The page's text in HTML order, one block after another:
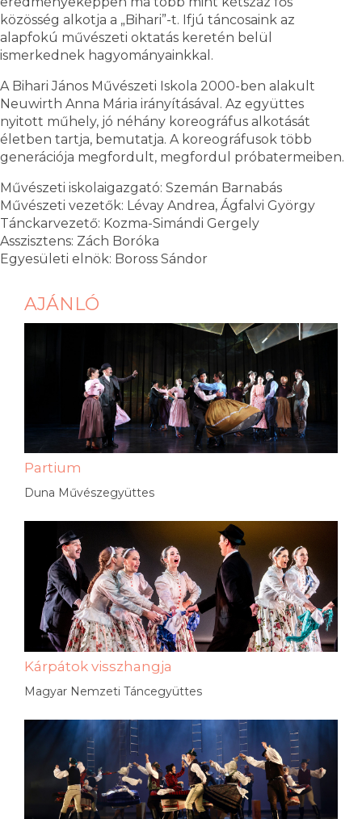
közösség alkotja a „Bihari”-t. Ifjú táncosaink az
alapfokú művészeti oktatás keretén belül
ismerkednek hagyományainkkal.
A Bihari János Művészeti Iskola 2000-ben alakult
Neuwirth Anna Mária irányításával. Az együttes
nyitott műhely, jó néhány koreográfus alkotását
életben tartja, bemutatja. A koreográfusok több
generációja megfordult, megfordul próbatermeiben.
Művészeti iskolaigazgató: Szemán Barnabás
Művészeti vezetők: Lévay Andrea, Ágfalvi György
Tánckarvezető: Kozma-Simándi Gergely
Asszisztens: Zách Boróka
Egyesületi elnök: Boross Sándor
AJÁNLÓ
Partium
Duna Művészegyüttes
Kárpátok visszhangja
Magyar Nemzeti Táncegyüttes